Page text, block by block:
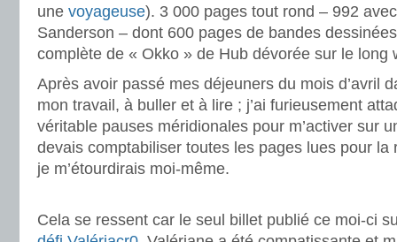
une voyageuse). 3 000 pages tout rond – 992
Sanderson – dont 600 pages de bandes
complète de « Okko » de Hub dévorée sur le long
Après avoir passé mes déjeuners du mois d’avril
mon travail, à buller et à lire ; j’ai furieusement
véritable pauses méridionales pour m’activer sur
devais comptabiliser toutes les pages lues pour la
je m’étourdirais moi-même.
Cela se ressent car le seul billet publié ce moi-ci